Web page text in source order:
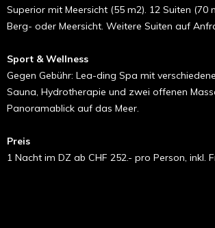
Superior mit Meersicht (55 m2). 12 Suiten (70
Berg- oder Meersicht. Weitere Suiten auf
Sport & Wellness
Gegen Gebühr: Lea-ding Spa mit
Sauna, Hydrotherapie und zwei offenen
Panoramablick auf das Meer.
Preis
1 Nacht im DZ ab CHF 252.- pro Person, inkl.